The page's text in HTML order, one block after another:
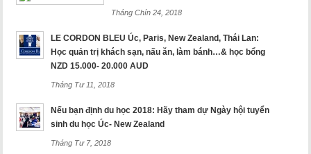
Tháng Chín 24, 2018
LE CORDON BLEU Úc, Paris, New Zealand, Thái Lan:
Học quản trị khách sạn, nấu ăn, làm bánh…& học bổng
NZD 15.000- 20.000 AUD
Tháng Tư 11, 2018
Nếu bạn định du học 2018: Hãy tham dự Ngày hội tuyển
sinh du học Úc- New Zealand
Tháng Tư 7, 2018